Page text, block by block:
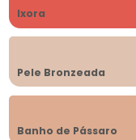
Ixora
Pele Bronzeada
Banho de Pássaro